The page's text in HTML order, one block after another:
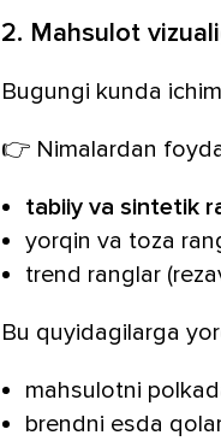
2. Mahsulot
Bugungi kunda
👉 Nimalardan
tabiiy va sintetik
yorqin va toza
trend ranglar
Bu quyidagilarga
mahsulotni
brendni esda